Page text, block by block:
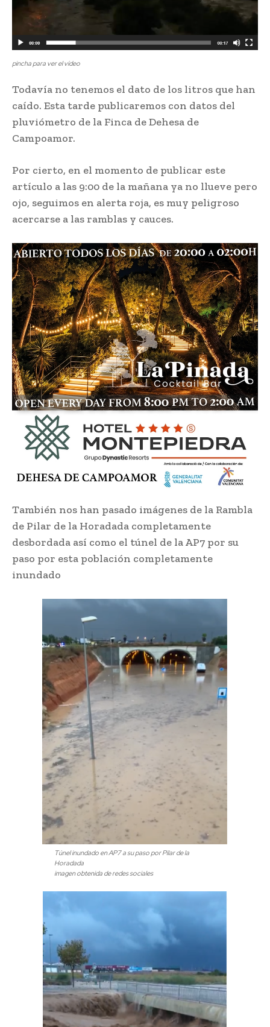
pincha para ver el vídeo
Todavía no tenemos el dato de los litros que han
caído. Esta tarde publicaremos con datos del
pluviómetro de la Finca de Dehesa de
Campoamor.
Por cierto, en el momento de publicar este
artículo a las 9:00 de la mañana ya no llueve pero
ojo, seguimos en alerta roja, es muy peligroso
acercarse a las ramblas y cauces.
También nos han pasado imágenes de la Rambla
de Pilar de la Horadada completamente
desbordada así como el túnel de la AP7 por su
paso por esta población completamente
inundado
Túnel inundado en AP7 a su paso por Pilar de la
Horadada
imagen obtenida de redes sociales